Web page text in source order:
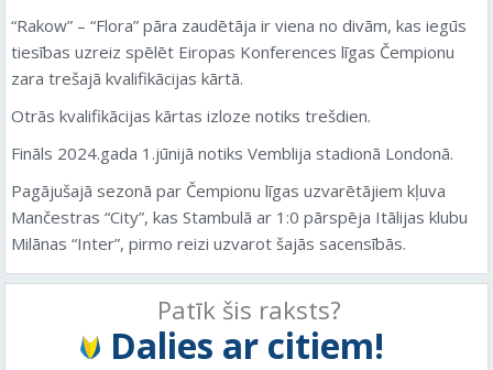
“Rakow” – “Flora” pāra zaudētāja ir viena no divām, kas iegūs
tiesības uzreiz spēlēt Eiropas Konferences līgas Čempionu
zara trešajā kvalifikācijas kārtā.
Otrās kvalifikācijas kārtas izloze notiks trešdien.
Fināls 2024.gada 1.jūnijā notiks Vemblija stadionā Londonā.
Pagājušajā sezonā par Čempionu līgas uzvarētājiem kļuva
Mančestras “City”, kas Stambulā ar 1:0 pārspēja Itālijas klubu
Milānas “Inter”, pirmo reizi uzvarot šajās sacensībās.
Patīk šis raksts?
Dalies ar citiem!